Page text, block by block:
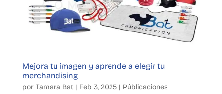
Mejora tu imagen y aprende a elegir tu
merchandising
por Tamara Bat| Feb 3, 2025| Públicaciones